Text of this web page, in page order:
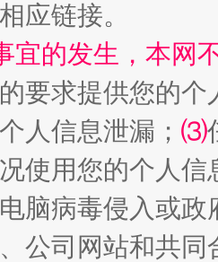
被判无期
！等你上场
应链接。
宜的发生，本网
要求提供您的个
人信息泄漏； ⑶
使用您的个人
脑病毒侵入或
公司网站和共